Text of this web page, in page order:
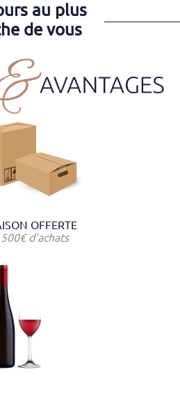
au plus
de vous
OFFERTE
d'achats